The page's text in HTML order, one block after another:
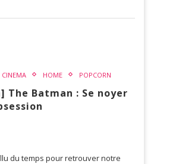
CINEMA HOME POPCORN
The Batman : Se noyer
du temps pour retrouver notre